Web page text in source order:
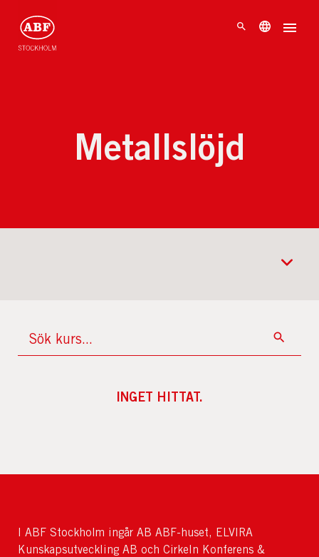
Metallslöjd
INGET HITTAT.
I ABF Stockholm ingår AB ABF-huset, ELVIRA
Kunskapsutveckling AB och Cirkeln Konferens &